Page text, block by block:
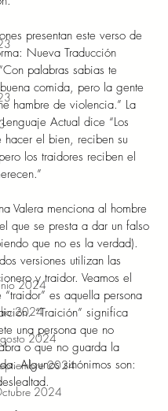
2024
2024
2024
2024
2024
presentan este verso de
Nueva Traducción
palabras sabias te
comida, pero la gente
hambre de violencia.” La
Actual dice “Los
hacer el bien, reciben su
los traidores reciben el
Valera menciona al hombre
que se presta a dar un falso
que no es la verdad).
versiones utilizan las
y traidor. Veamos el
es aquella persona
“Traición” significa
una persona que no
o que no guarda la
Algunos sinónimos son: